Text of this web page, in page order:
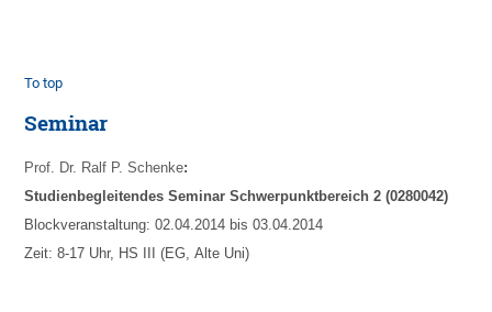
To top
Seminar
Prof. Dr. Ralf P. Schenke:
Studienbegleitendes Seminar Schwerpunktbereich 2 (0280042)
Blockveranstaltung: 02.04.2014 bis 03.04.2014
Zeit: 8-17 Uhr, HS III (EG, Alte Uni)